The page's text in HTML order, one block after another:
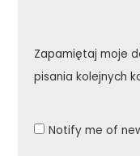
Zapamiętaj moje
pisania kolejnych
Notify me of